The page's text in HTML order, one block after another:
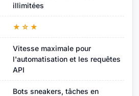
illimitées
★☆★
Vitesse maximale pour
l'automatisation et les requêtes
API
Bots sneakers, tâches en